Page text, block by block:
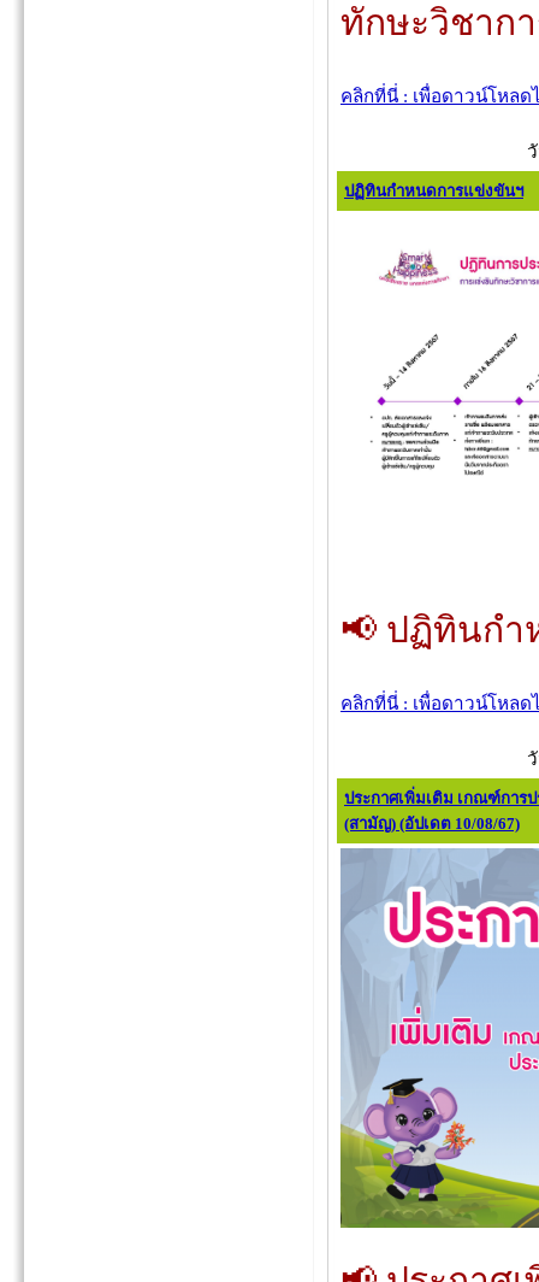
ทักษะวิชาก
คลิกที่นี่ : เพื่อดาวน์โหลด
ปฏิทินกำหนดการแข่งขันฯ
📢 ปฏิทินกำ
คลิกที่นี่ : เพื่อดาวน์โหลด
ประกาศเพิ่มเติม เกณฑ์การ
(สามัญ) (อัปเดต 10/08/67)